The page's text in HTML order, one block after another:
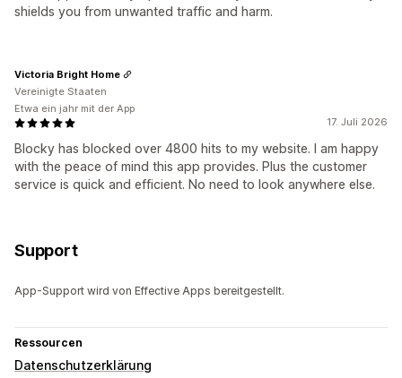
shields you from unwanted traffic and harm.
17. Juli 2026
Blocky has blocked over 4800 hits to my website. I am happy
with the peace of mind this app provides. Plus the customer
service is quick and efficient. No need to look anywhere else.
Victoria Bright Home
Vereinigte Staaten
Etwa ein jahr mit der App
Support
App-Support wird von Effective Apps bereitgestellt.
Ressourcen
Datenschutzerklärung